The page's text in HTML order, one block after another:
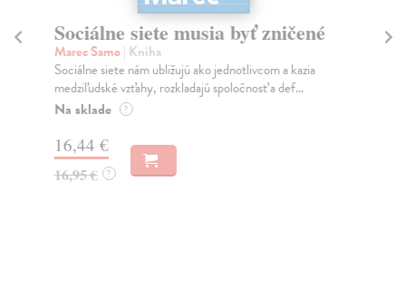
Sociálne siete musia byť zničené
Marec Samo| Kniha
Sociálne siete nám ubližujú ako jednotlivcom a kazia
medziľudské vzťahy, rozkladajú spoločnosť a def...
Na sklade ?
16,44 €
16,95 € ?